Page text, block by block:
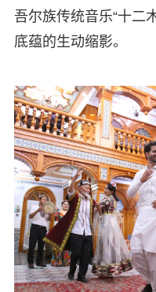
吾尔族传统音乐“十二
底蕴的生动缩影。